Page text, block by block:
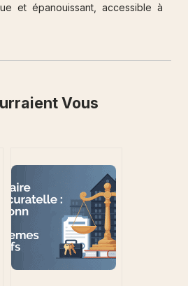
et épanouissant, accessible à
Vous